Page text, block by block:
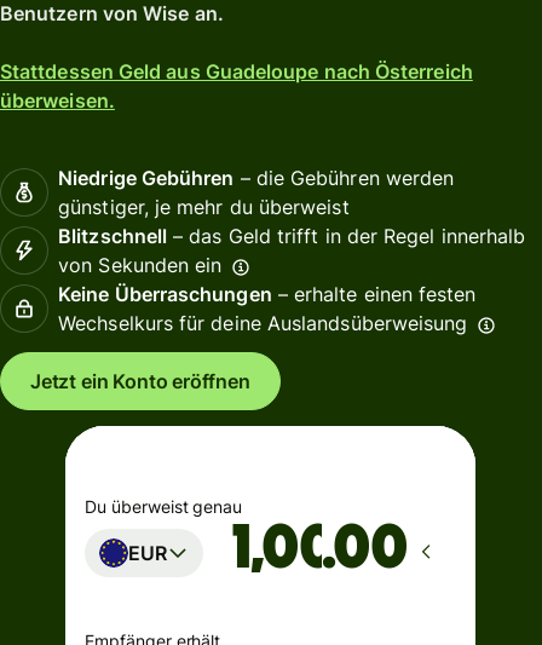
Benutzern von Wise an.
Stattdessen Geld aus Guadeloupe nach Österreich
überweisen.
Niedrige Gebühren – die Gebühren werden
günstiger, je mehr du überweist
Blitzschnell – das Geld trifft in der Regel innerhalb
von Sekunden ein
Keine Überraschungen – erhalte einen festen
Wechselkurs für deine Auslandsüberweisung
Jetzt ein Konto eröffnen
Du überweist genau
EUR .00
Empfänger erhält